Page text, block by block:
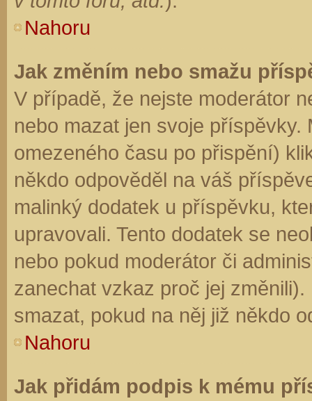
Nahoru
Jak změním nebo smažu
V případě, že nejste moderátor
nebo mazat jen svoje
omezeného času po přispění)
někdo odpověděl na váš
malinký dodatek u příspěvku,
upravovali. Tento dodatek se
nebo pokud moderátor či
zanechat vzkaz proč jej
smazat, pokud na něj již někdo
Nahoru
Jak přidám podpis k mému